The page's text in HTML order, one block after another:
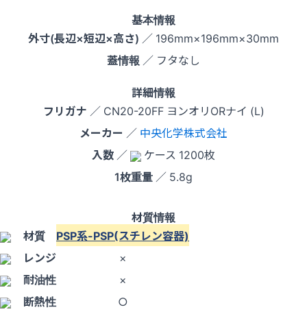
基本情報
外寸(長辺×短辺×高さ) ／ 196mm×196mm×30mm
蓋情報 ／ フタなし
詳細情報
フリガナ ／ CN20-20FF ヨンオリORナイ (L)
メーカー ／ 中央化学株式会社
入数 ／
ケース 1200枚
1枚重量 ／ 5.8g
材質情報
材質 PSP系-PSP(スチレン容器)
レンジ
×
耐油性
×
断熱性
○